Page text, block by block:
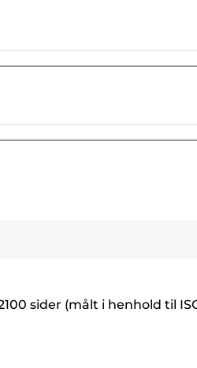
sider (målt i henhold til